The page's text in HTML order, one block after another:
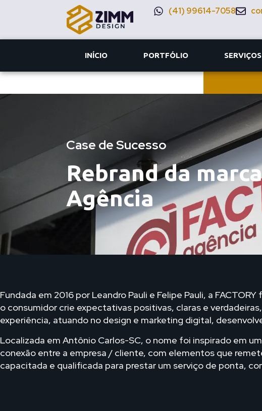
(41) 99614-7058
INÍCIO PORTFÓLIO SERVIÇOS
Case de Sucesso
Rebrand da
Agência
Fundada em 2016 por Leandro Pauli e Felipe Pauli, a
o consumidor crie expectativas positivas, claras e
experiência, atuando no design e marketing digital,
Localizada em Antônio Carlos-SC, o nome foi inspirado em
conexão entre a empresa / cliente, com elementos que
capacitada e qualificada para prestar um serviço de ponta,